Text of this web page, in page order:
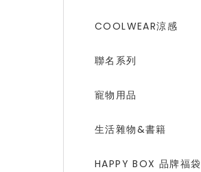
COOLWEAR涼感
聯名系列
寵物用品
生活雜物&書籍
HAPPY BOX 品牌福袋